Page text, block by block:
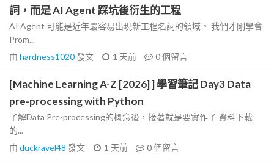
詞，而是 AI Agent 踩坑後衍生的工程
AI Agent 可能是近年最容易出現新工程名詞的領域。 我們才剛學會
Prom...
由 hardness1020發文 1 天前 0個留言
[Machine Learning A-Z [2026] ] 學習筆記 Day3 Data
pre-processing with Python
了解Data Pre-processing的概念後，接著就是要實作了 資料下載
的...
由 duckravel48 發文 1 天前 0個留言